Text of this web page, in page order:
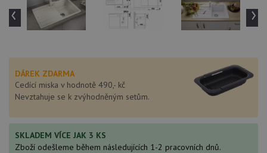
‹ ›
DÁREK ZDARMA
Cedící miska v hodnotě 490,- kč
Nevztahuje se k zvýhodněným setům.
SKLADEM VÍCE JAK 3 KS
Zboží odešleme během následujících 1-2 pracovních dnů.